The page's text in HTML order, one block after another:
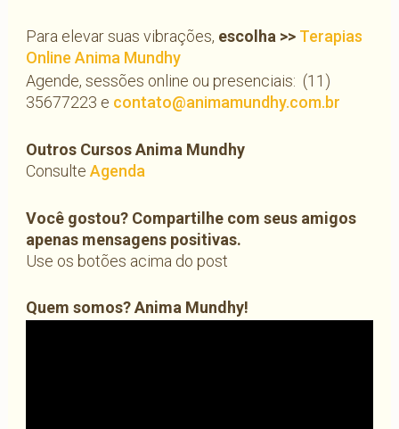
Para elevar suas vibrações, escolha >> Terapias
Online Anima Mundhy
Agende, sessões online ou presenciais: (11)
35677223 e contato@animamundhy.com.br
Outros Cursos Anima Mundhy
Consulte Agenda
Você gostou? Compartilhe com seus amigos
apenas mensagens positivas.
Use os botões acima do post
Quem somos? Anima Mundhy!